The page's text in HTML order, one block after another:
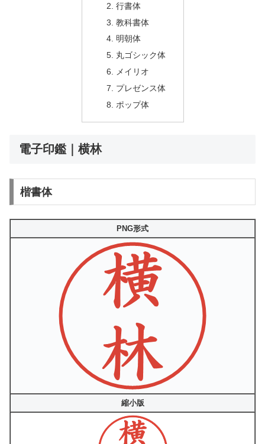
行書体
教科書体
明朝体
丸ゴシック体
メイリオ
プレゼンス体
ポップ体
電子印鑑｜横林
楷書体
PNG形式
縮小版